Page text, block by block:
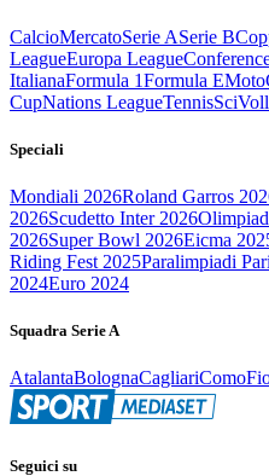
CalcioMercatoSerie ASerie B
LeagueEuropa League
ItalianaFormula 1Formula E
CupNations LeagueTennisSci
Speciali
Mondiali 2026Roland Garros
2026Scudetto Inter 2026
2026Super Bowl 2026Eicma
Riding Fest 2025Paralimpiadi
2024Euro 2024
Squadra Serie A
AtalantaBolognaCagliariComo
Seguici su